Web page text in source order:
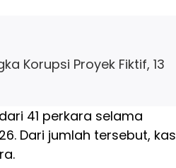
Korupsi Proyek Fiktif, 13
41 perkara selama
Dari jumlah tersebut,